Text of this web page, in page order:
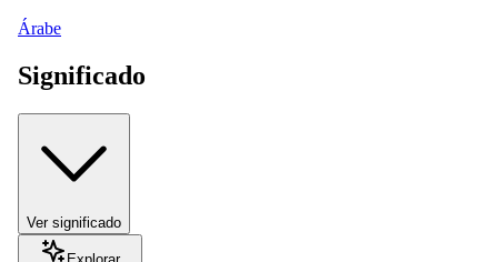
Árabe
Significado
Ver significado